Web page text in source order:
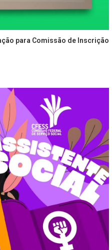
para Comissão de Inscrição